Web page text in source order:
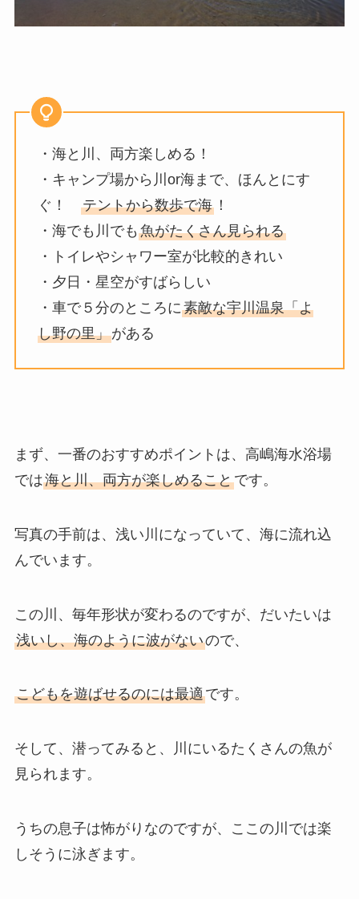
・海と川、両方楽しめる！
・キャンプ場から川or海まで、ほんとにす
ぐ！ テントから数歩で海！
・海でも川でも 魚がたくさん見られる
・トイレやシャワー室が比較的きれい
・夕日・星空がすばらしい
・車で５分のところに素敵な宇川温泉「よ
し野の里」がある
まず、一番のおすすめポイントは、高嶋海水浴場
では海と川、両方が楽しめることです。
写真の手前は、浅い川になっていて、海に流れ込
んでいます。
この川、毎年形状が変わるのですが、だいたいは
浅いし、海のように波がないので、
こどもを遊ばせるのには最適です。
そして、潜ってみると、川にいるたくさんの魚が
見られます。
うちの息子は怖がりなのですが、ここの川では楽
しそうに泳ぎます。